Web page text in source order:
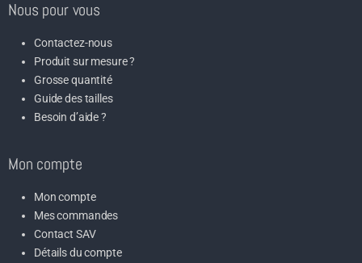
Nous pour vous
Contactez-nous
Produit sur mesure ?
Grosse quantité
Guide des tailles
Besoin d’aide ?
Mon compte
Mon compte
Mes commandes
Contact SAV
Détails du compte